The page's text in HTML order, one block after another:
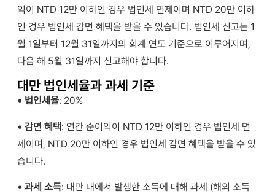
익이 NTD 12만 이하인 경우 법인세 면제이며 NTD 20만 이하
인 경우 법인세 감면 혜택을 받을 수 있습니다. 법인세 신고는 1
월 1일부터 12월 31일까지의 회계 연도 기준으로 이루어지며,
다음 해 5월 31일까지 신고해야 합니다.
대만 법인세율과 과세 기준
• 법인세율: 20%
• 감면 혜택: 연간 순이익이 NTD 12만 이하인 경우 법인세 면
제이며, NTD 20만 이하인 경우 법인세 감면 혜택을 받을 수 있
습니다.
• 과세 소득: 대만 내에서 발생한 소득에 대해 과세 (해외 소득